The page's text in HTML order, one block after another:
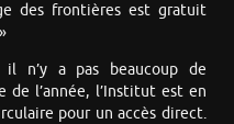
des frontières est gratuit
n’y a pas beaucoup de
de l’année, l’Institut est en
pour un accès direct.